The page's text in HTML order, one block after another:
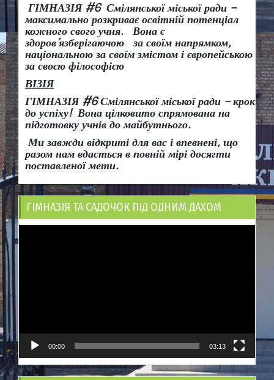
ГІМНАЗІЯ #6 Смілянської міської ради –
максимально розкриває освітній потенціал
кожного свого учня.
Вона є
здоров’язберігаючою за своїм напрямком,
національною за своїм змістом і європейською
за своєю філософією
ВІЗІЯ
ГІМНАЗІЯ #6 Смілянської міської ради – крок
до успіху! Вона цілковито спрямована на
підготовку учнів до майбутнього.
Ми завжди відкриті для вас і впевнені, що
разом нам вдасться в повній мірі досягти
поставленої мети.
ГІМНАЗІЯ ТА САДОЧОК ПІД ОДНИМ ДАХОМ
00:00 03:13